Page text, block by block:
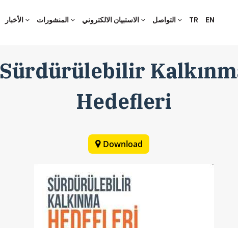
الأخبار المنشورات الاستبيان الالكتروني التواصل TR EN
Sürdürülebilir
Hedefleri
Download